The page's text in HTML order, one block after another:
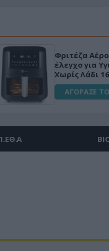
Φριτέζα
έλεγχο για
Χωρίς Λάδι
ΑΓΟΡΑΣΕ ΤΟ